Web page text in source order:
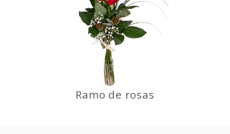
Ramo de rosas